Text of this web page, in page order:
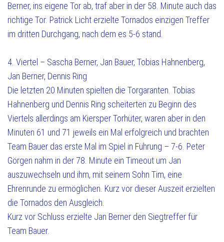
Berner, ins eigene Tor ab, traf aber in der 58. Minute auch das
richtige Tor. Patrick Licht erzielte Tornados einzigen Treffer
im dritten Durchgang, nach dem es 5-6 stand.
4. Viertel – Sascha Berner, Jan Bauer, Tobias Hahnenberg,
Jan Berner, Dennis Ring
Die letzten 20 Minuten spielten die Torgaranten. Tobias
Hahnenberg und Dennis Ring scheiterten zu Beginn des
Viertels allerdings am Kiersper Torhüter, waren aber in den
Minuten 61 und 71 jeweils ein Mal erfolgreich und brachten
Team Bauer das erste Mal im Spiel in Führung – 7-6. Peter
Görgen nahm in der 78. Minute ein Timeout um Jan
auszuwechseln und ihm, mit seinem Sohn Tim, eine
Ehrenrunde zu ermöglichen. Kurz vor dieser Auszeit erzielten
die Tornados den Ausgleich.
Kurz vor Schluss erzielte Jan Berner den Siegtreffer für
Team Bauer.